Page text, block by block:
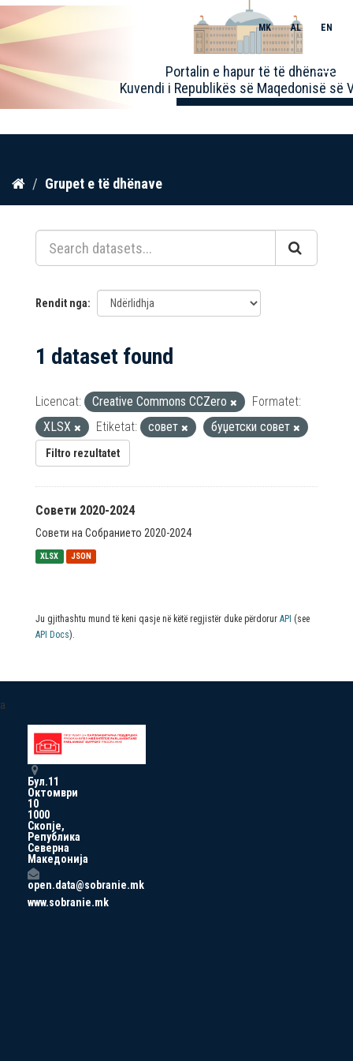
Kalo
përmbajtja
Portalin e hapur të të dhënave
Kuvendi i Republikës së Maqedonisë së
MK AL EN
Toggle
Grupet e të dhënave
Rendit nga
1 dataset found
Licencat: Creative Commons CCZero
Formatet:
XLSX
Etiketat: совет буџетски совет
Filtro rezultatet
Совети 2020-2024
Совети на Собранието 2020-2024
XLSX JSON
Ju gjithashtu mund të keni qasje në këtë regjistër duke përdorur API (see
API Docs).
a
Бул.11
Октомври
10
1000
Скопје,
Република
Северна
Македонија
open.data@sobranie.mk
www.sobranie.mk